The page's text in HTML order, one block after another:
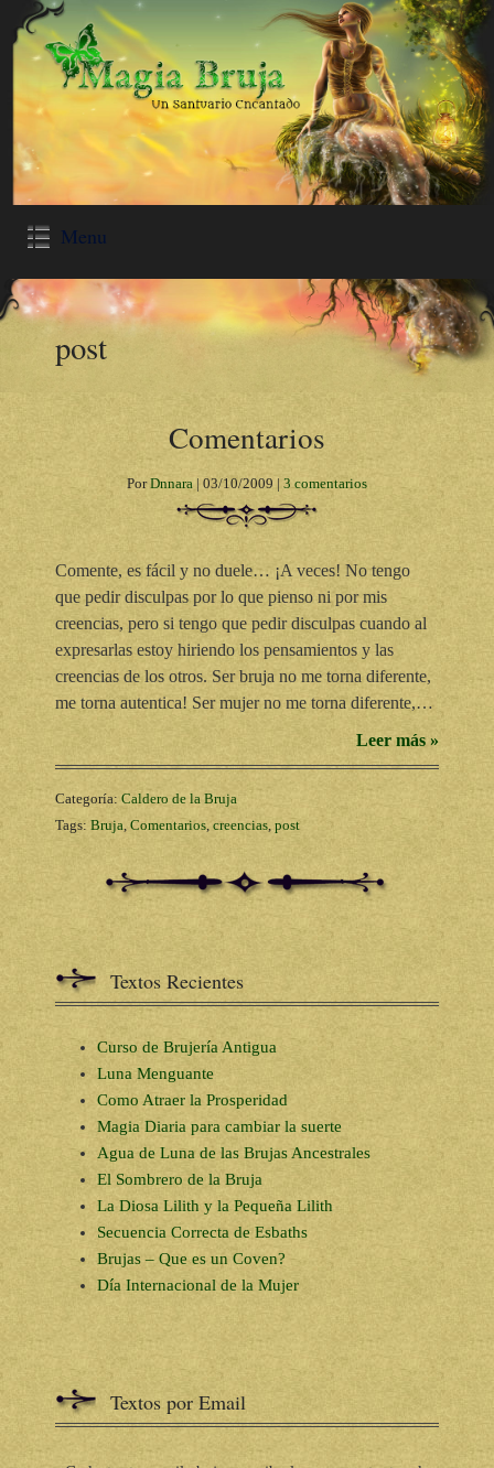
Menu
post
Comentarios
PorDnnara | 03/10/2009 | 3 comentarios
Comente, es fácil y no duele… ¡A veces! No tengo
que pedir disculpas por lo que pienso ni por mis
creencias, pero si tengo que pedir disculpas cuando al
expresarlas estoy hiriendo los pensamientos y las
creencias de los otros. Ser bruja no me torna diferente,
me torna autentica! Ser mujer no me torna diferente,…
Leer más »
Categoría: Caldero de la Bruja
Tags: Bruja, Comentarios, creencias, post
Textos Recientes
Curso de Brujería Antigua
Luna Menguante
Como Atraer la Prosperidad
Magia Diaria para cambiar la suerte
Agua de Luna de las Brujas Ancestrales
El Sombrero de la Bruja
La Diosa Lilith y la Pequeña Lilith
Secuencia Correcta de Esbaths
Brujas – Que es un Coven?
Día Internacional de la Mujer
Textos por Email